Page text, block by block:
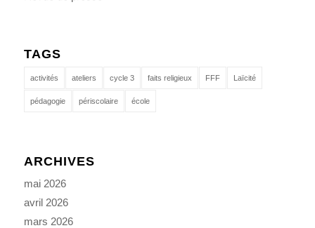
TAGS
activités ateliers cycle 3 faits religieux FFF Laïcité
pédagogie périscolaire école
ARCHIVES
mai 2026
avril 2026
mars 2026